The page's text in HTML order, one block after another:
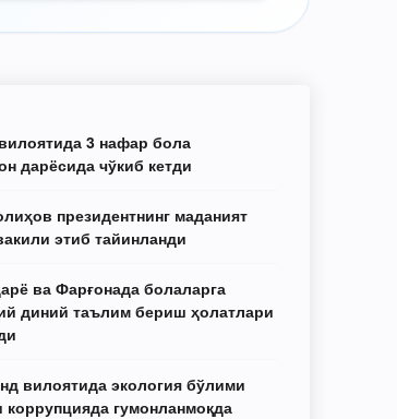
3 нафар бола
дарёсида чўкиб кетди
президентнинг маданият
этиб тайинланди
ва Фарғонада болаларга
диний таълим бериш ҳолатлари
вилоятида экология бўлими
гумонланмоқда